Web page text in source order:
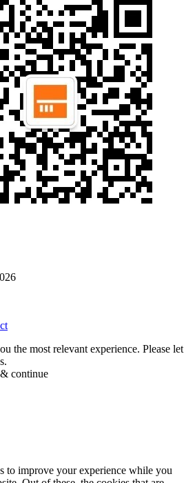
the most relevant experience. Please let
continue
to improve your experience while you